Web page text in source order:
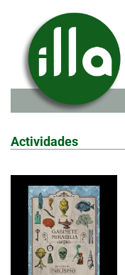
Actividades